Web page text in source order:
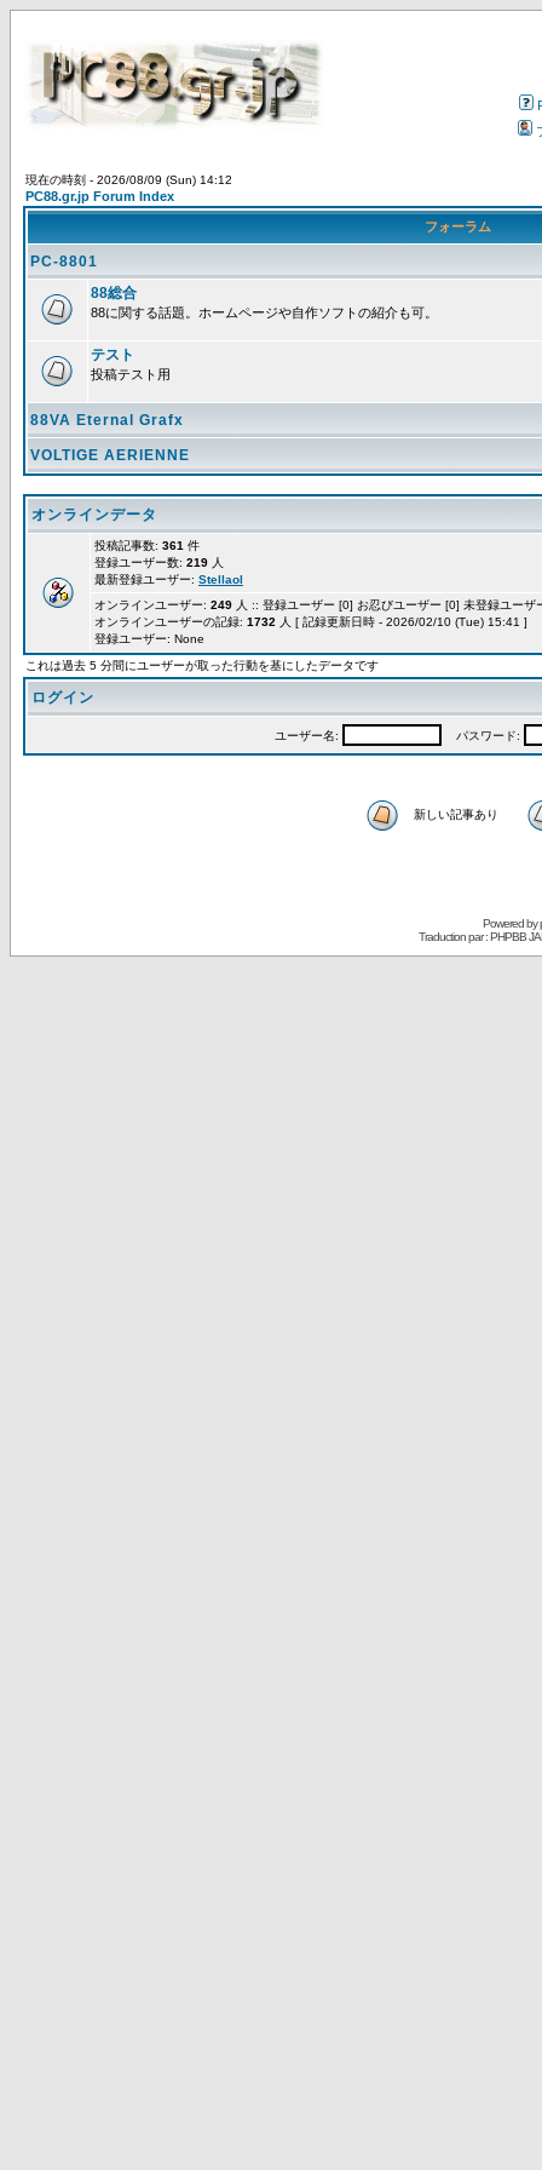
現在の時刻 - 2026/08/09 (Sun) 14:12
PC88.gr.jp Forum Index
フォーラム
PC-8801
88総合
88に関する話題。ホームページや自作ソフトの紹介も可。
テスト
投稿テスト用
88VA Eternal Grafx
VOLTIGE AERIENNE
オンラインデータ
投稿記事数: 361 件
登録ユーザー数: 219 人
最新登録ユーザー: Stellaol
オンラインユーザー: 249 人 :: 登録ユーザー [0] お忍びユーザー [0] 未登録ユー
オンラインユーザーの記録: 1732 人 [ 記録更新日時 - 2026/02/10 (Tue) 15:41 ]
登録ユーザー: None
これは過去 5 分間にユーザーが取った行動を基にしたデータです
ログイン
ユーザー名: パスワード:
新しい記事あり
Powered by
Traduction par : PHPBB